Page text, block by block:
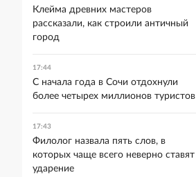
Клейма древних мастеров
рассказали, как строили античный
город
17:44
С начала года в Сочи отдохнули
более четырех миллионов туристов
17:43
Филолог назвала пять слов, в
которых чаще всего неверно ставят
ударение